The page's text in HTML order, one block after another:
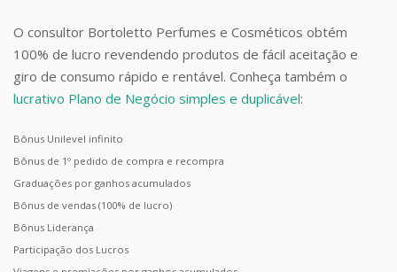
O consultor Bortoletto Perfumes e Cosméticos obtém
100% de lucro revendendo produtos de fácil aceitação e
giro de consumo rápido e rentável. Conheça também o
lucrativo Plano de Negócio simples e duplicável:
Bônus Unilevel infinito
Bônus de 1º pedido de compra e recompra
Graduações por ganhos acumulados
Bônus de vendas (100% de lucro)
Bônus Liderança
Participação dos Lucros